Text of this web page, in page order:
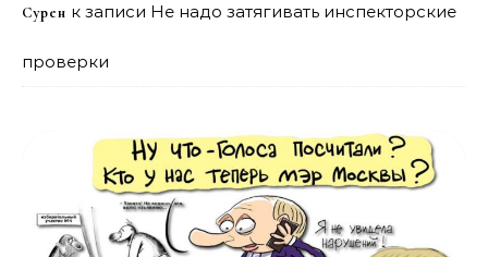
Сурен к записи Не надо затягивать инспекторские
проверки